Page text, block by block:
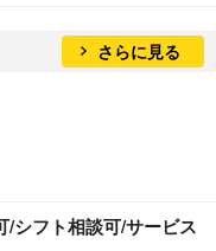
さらに見る
/シフト相談可/サービス